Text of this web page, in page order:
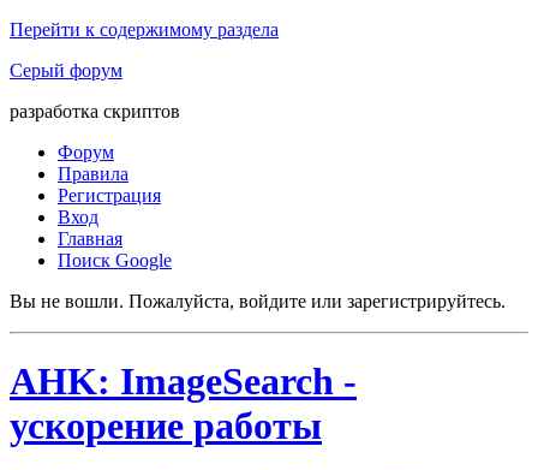
Перейти к содержимому раздела
Серый форум
разработка скриптов
Форум
Правила
Регистрация
Вход
Главная
Поиск Google
Вы не вошли. Пожалуйста, войдите или зарегистрируйтесь.
AHK: ImageSearch -
ускорение работы